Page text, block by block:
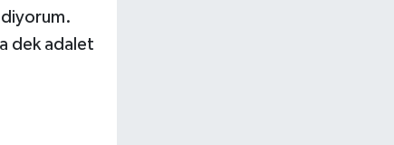
dek adalet